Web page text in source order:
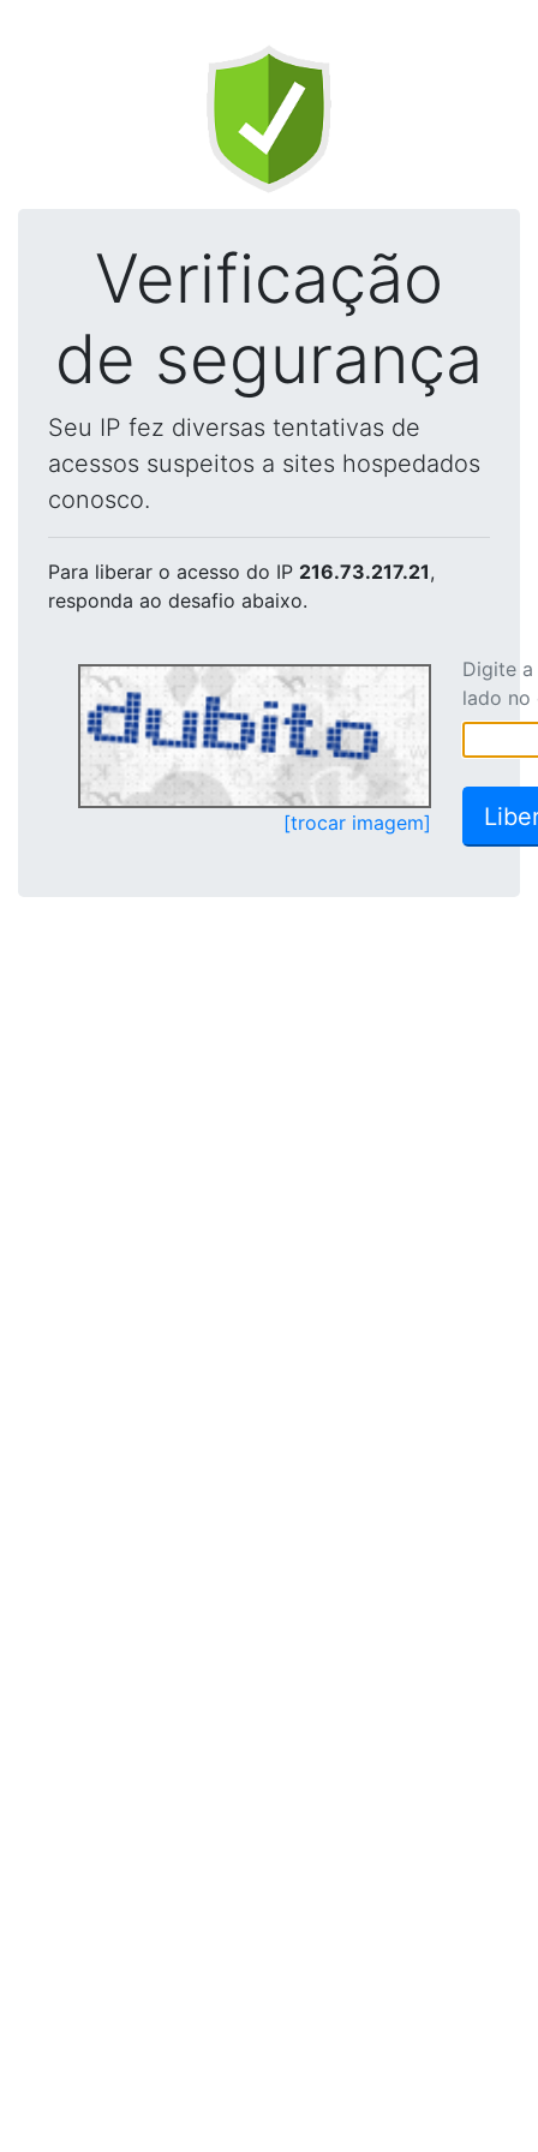
Verificação
de segurança
Seu IP fez diversas tentativas de
acessos suspeitos a sites hospedados
conosco.
Para liberar o acesso do IP 216.73.217.21,
responda ao desafio abaixo.
[trocar imagem]
Digite
lado no